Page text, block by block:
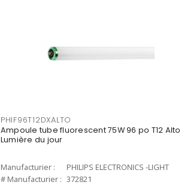
PHIF96T12DXALTO
Ampoule tube fluorescent 75W 96 po T12 Alto
Lumière du jour
Manufacturier :
PHILIPS ELECTRONICS -LIGHT
# Manufacturier : 372821